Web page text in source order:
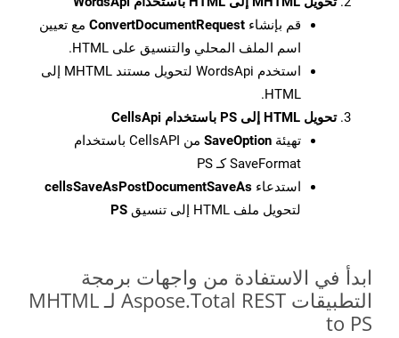
قم بإنشاء ConvertDocumentRequest مع تعيين
اسم الملف المحلي والتنسيق على HTML.
استخدم WordsApi لتحويل مستند MHTML إلى
HTML.
تحويل HTML إلى PS باستخدام CellsApi
تهيئة SaveOption
من CellsAPI باستخدام
SaveFormat كـ PS
استدعاء cellsSaveAsPostDocumentSaveAs
لتحويل ملف HTML إلى تنسيق
PS
ابدأ في الاستفادة من واجهات برمجة
التطبيقات Aspose.Total REST لـ MHTML
to PS